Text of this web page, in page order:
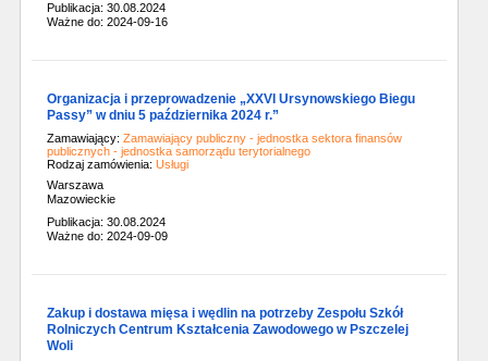
Publikacja: 30.08.2024
Ważne do: 2024-09-16
Organizacja i przeprowadzenie „XXVI Ursynowskiego Biegu
Passy” w dniu 5 października 2024 r.”
Zamawiający: Zamawiający publiczny - jednostka sektora finansów
publicznych - jednostka samorządu terytorialnego
Rodzaj zamówienia: Usługi
Warszawa
Mazowieckie
Publikacja: 30.08.2024
Ważne do: 2024-09-09
Zakup i dostawa mięsa i wędlin na potrzeby Zespołu Szkół
Rolniczych Centrum Kształcenia Zawodowego w Pszczelej
Woli